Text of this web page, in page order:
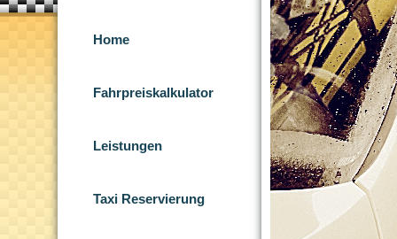
Home
Fahrpreiskalkulator
Leistungen
Taxi Reservierung